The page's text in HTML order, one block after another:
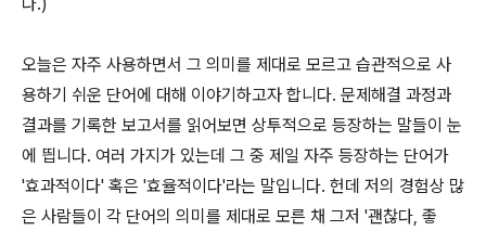
오늘은 자주 사용하면서 그 의미를 제대로 모르고 습관적으로 사
용하기 쉬운 단어에 대해 이야기하고자 합니다. 문제해결 과정과
결과를 기록한 보고서를 읽어보면 상투적으로 등장하는 말들이 눈
에 띕니다. 여러 가지가 있는데 그 중 제일 자주 등장하는 단어가
'효과적이다' 혹은 '효율적이다'라는 말입니다. 헌데 저의 경험상 많
은 사람들이 각 단어의 의미를 제대로 모른 채 그저 '괜찮다, 좋